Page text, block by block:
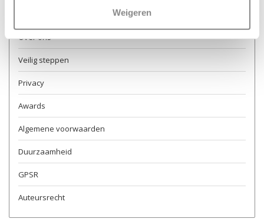
Weigeren
Over ons
Veilig steppen
Privacy
Awards
Algemene voorwaarden
Duurzaamheid
GPSR
Auteursrecht